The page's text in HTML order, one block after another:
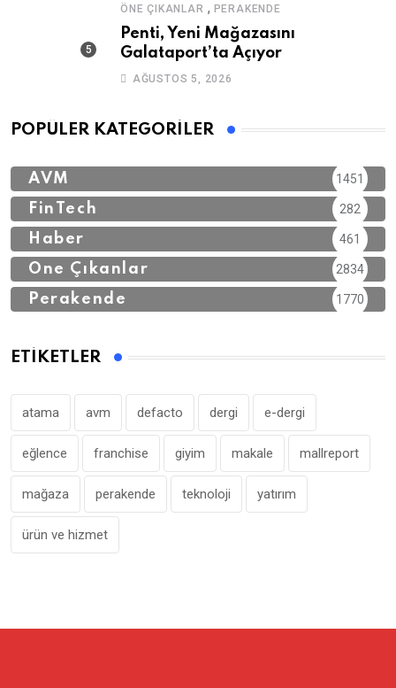
ÖNE ÇIKANLAR , PERAKENDE
Penti, Yeni Mağazasını
Galataport’ta Açıyor
AĞUSTOS 5, 2026
POPÜLER KATEGORILER
AVM 1451
FinTech 282
Haber 461
Öne Çıkanlar 2834
Perakende 1770
ETIKETLER
atama avm defacto dergi e-dergi
eğlence franchise giyim makale mallreport
mağaza perakende teknoloji yatırım
ürün ve hizmet